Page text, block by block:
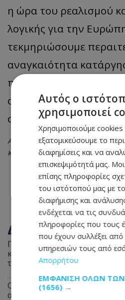
η ώρα του ρεαλισμού
λογικής για την
τεκμηριώσουμε
αναγκαιότητα
παρωχημένου μέτρου,
ολοκλήρωση στο τέλος
σχετικής μελέτης που
Ακολουθήστε το
και μάθετε πρώτοι όλες τις
ΔΙΑΒΑΣΤΕ ΕΠΙΣΗΣ
Παραλίγο τραγωδία στη
κατσαρόλα στη φωτιά και
το διαμέρισμα
Οδηγοί Προσοχή: Σκύλος
αυτοκινητόδρομο - Δείτε σε
Αυτός ο
χρησιμοποιεί
Χρησιμοποιούμε cookies
εξατομικεύσουμε το
διαφημίσεις και να
επισκεψιμότητά μας.
επίσης πληροφορίες
του ιστότοπού μας με
διαφήμισης και
ενδέχεται να τις
πληροφορίες που τους
που έχουν συλλέξει
υπηρεσιών τους από
Απορρήτου
ΕΜΦΆΝΙΣΗ ΌΛΩΝ
(1656) →